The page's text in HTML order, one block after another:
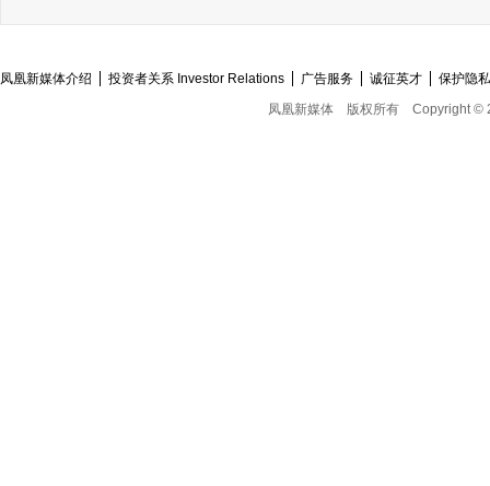
凤凰新媒体介绍 投资者关系 Investor Relations 广告服务 诚征英才
保护隐
凤凰新媒体
版权所有 Copyright ©